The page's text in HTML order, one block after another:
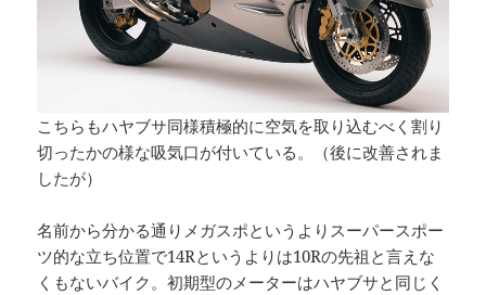
こちらもハヤブサ同様積極的に空気を取り込むべく割り
切ったかの様な吸気口が付いている。（後に改善されま
したが）
名前から分かる通りメガスポというよりスーパースポー
ツ的な立ち位置で14Rというよりは10Rの先祖と言えな
くもないバイク。初期型のメーターはハヤブサと同じく